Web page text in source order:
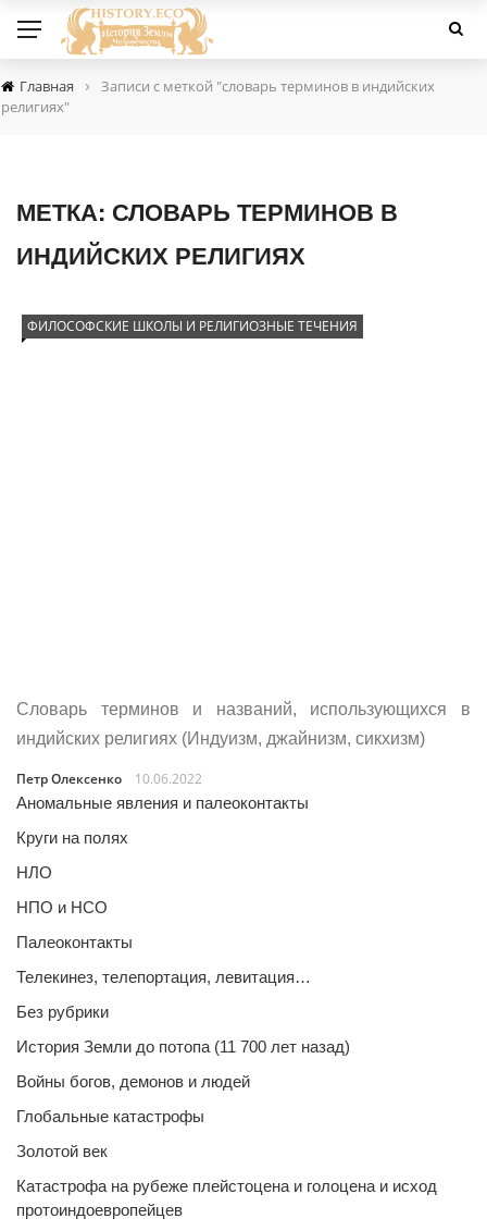
Главная ›
Записи с меткой "словарь терминов в индийских
религиях"
МЕТКА: СЛОВАРЬ ТЕРМИНОВ В
ИНДИЙСКИХ РЕЛИГИЯХ
ФИЛОСОФСКИЕ ШКОЛЫ И РЕЛИГИОЗНЫЕ ТЕЧЕНИЯ
Словарь терминов и названий, использующихся в
индийских религиях (Индуизм, джайнизм, сикхизм)
Петр Олексенко
10.06.2022
Аномальные явления и палеоконтакты
Круги на полях
НЛО
НПО и НСО
Палеоконтакты
Телекинез, телепортация, левитация…
Без рубрики
История Земли до потопа (11 700 лет назад)
Войны богов, демонов и людей
Глобальные катастрофы
Золотой век
Катастрофа на рубеже плейстоцена и голоцена и исход
протоиндоевропейцев